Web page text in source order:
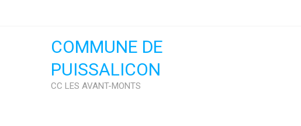
COMMUNE DE
PUISSALICON
CC LES AVANT-MONTS